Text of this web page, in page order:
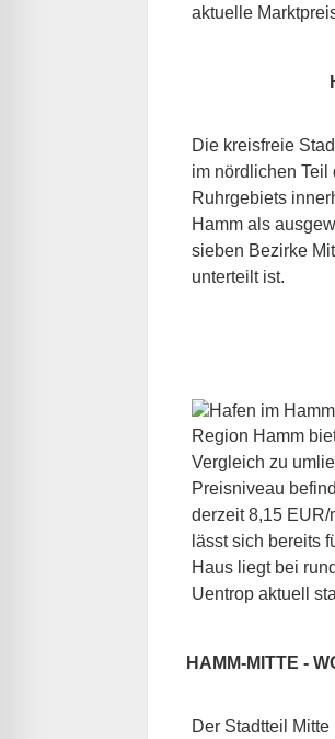
aktuelle
Die kreisfreie
im nördlichen
Ruhrgebiets
Hamm als
sieben Bezirke
unterteilt ist.
Region Hamm
Vergleich zu
Preisniveau
derzeit 8,15 EUR/
lässt sich bereits
Haus liegt bei
Uentrop aktuell
HAMM-MITTE -
Der Stadtteil